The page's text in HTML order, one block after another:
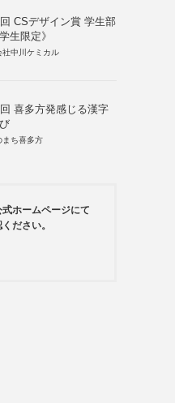
CSデザイン賞 学生部
生限定》
社中川ケミカル
喜多方発感じる漢字
まち喜多方
ホームページにて
ださい。